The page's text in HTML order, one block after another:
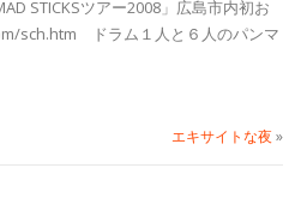
STICKSツアー2008」広島市内初お
sch.htm ドラム１人と６人のパンマ
エキサイトな夜»